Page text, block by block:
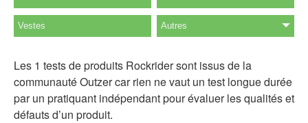
Vestes Autres
Les 1 tests de produits Rockrider sont issus de la
communauté Outzer car rien ne vaut un test longue durée
par un pratiquant indépendant pour évaluer les qualités et
défauts d’un produit.